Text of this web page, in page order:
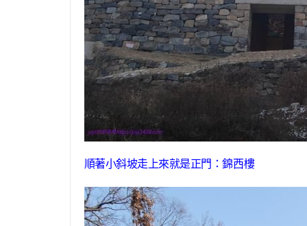
順著小斜坡走上來就是正門：錦西樓